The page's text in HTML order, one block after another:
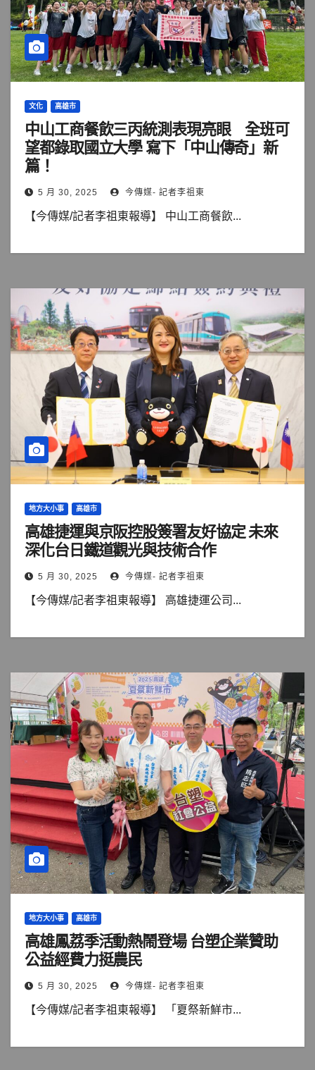
文化 高雄市
中山工商餐飲三丙統測表現亮眼 全班可
望都錄取國立大學 寫下「中山傳奇」新
篇！
5 月 30, 2025 今傳媒- 記者李祖東
【今傳媒/記者李祖東報導】 中山工商餐飲...
地方大小事 高雄市
高雄捷運與京阪控股簽署友好協定 未來
深化台日鐵道觀光與技術合作
5 月 30, 2025 今傳媒- 記者李祖東
【今傳媒/記者李祖東報導】 高雄捷運公司...
地方大小事 高雄市
高雄鳳荔季活動熱鬧登場 台塑企業贊助
公益經費力挺農民
5 月 30, 2025 今傳媒- 記者李祖東
【今傳媒/記者李祖東報導】 「夏祭新鮮市...